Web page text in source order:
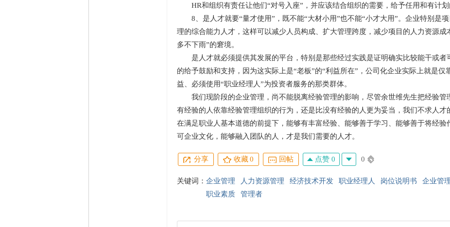
HR和组织有责任让他们“对号入座”，并应该结合组织的需要，给予任用和有计划
8、是人才就要“量才使用”，既不能“大材小用”也不能“小才大用”。企业特别是项
理的综合能力人才，这样可以减少人员构成、扩大管理跨度，减少项目的人力资源成
多不下雨”的窘境。
是人才就必须提供其发展的平台，特别是那些经过实践是证明确实比较能干或者
的给予鼓励和支持，因为这实际上是“老板”的“利益所在”，公司化企业实际上就是仅
益、必须使用“职业经理人”为投资者服务的那类群体。
我们现阶段的企业管理，尚不能脱离经验管理的影响，尽管余世维先生把经验管
有经验的人依靠经验管理组织的行为，还是比没有经验的人更为妥当，我们不求人才
在满足职业人基本道德的前提下，能够有丰富经验、能够善于学习、能够善于将经验
可企业文化，能够融入团队的人，才是我们需要的人才。
分享 收藏0 回帖 点赞 0 0
关键词： 企业管理 人力资源管理 经济技术开发 职业经理人 岗位说明书 企业管
职业素质
管理者